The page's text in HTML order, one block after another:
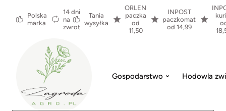
Polska
marka
14 dni
na
zwrot
Tania
wysyłka
ORLEN
paczka
od
11,50
INPOST
paczkomat
od 14,99
Gospodarstwo Hodowla